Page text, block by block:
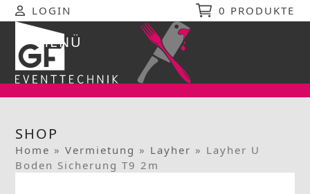
Skip
to
LOGIN 0 PRODUKTE
MENÜ
Open
mobile
menu
Close
mobile
menu
SHOP
Home »Vermietung » Layher » Layher U
Boden Sicherung T9 2m